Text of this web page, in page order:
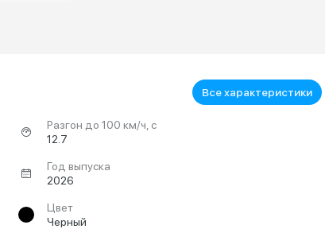
Все характеристики
Разгон до 100 км/ч, с
12.7
Год выпуска
2026
Цвет
Черный